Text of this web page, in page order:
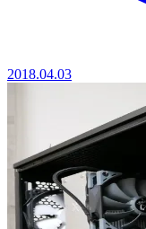
2018.04.03